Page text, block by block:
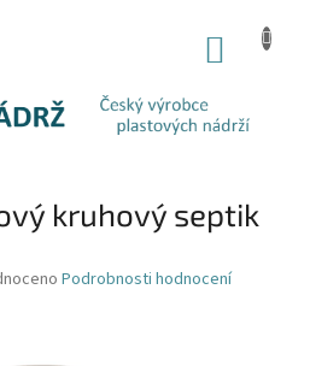
kruhový septik
Podrobnosti hodnocení